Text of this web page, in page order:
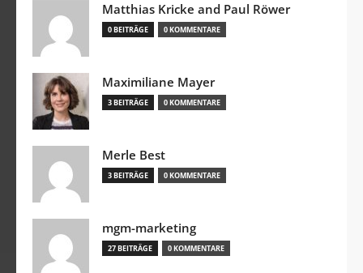
Matthias Kricke and Paul Röwer
0 BEITRÄGE 0 KOMMENTARE
Maximiliane Mayer
3 BEITRÄGE 0 KOMMENTARE
Merle Best
3 BEITRÄGE 0 KOMMENTARE
mgm-marketing
27 BEITRÄGE 0 KOMMENTARE